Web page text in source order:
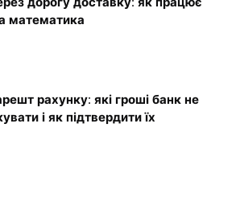
математика
рахунку: які гроші банк не
і як підтвердити їх